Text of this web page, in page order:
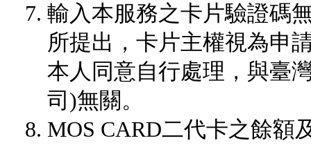
輸入本服務之卡片驗證碼
所提出，卡片主權視為申
本人同意自行處理，與臺
司)無關。
MOS CARD二代卡之餘額